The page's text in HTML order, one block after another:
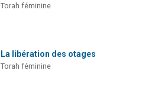
Torah féminine
La libération des otages
Torah féminine